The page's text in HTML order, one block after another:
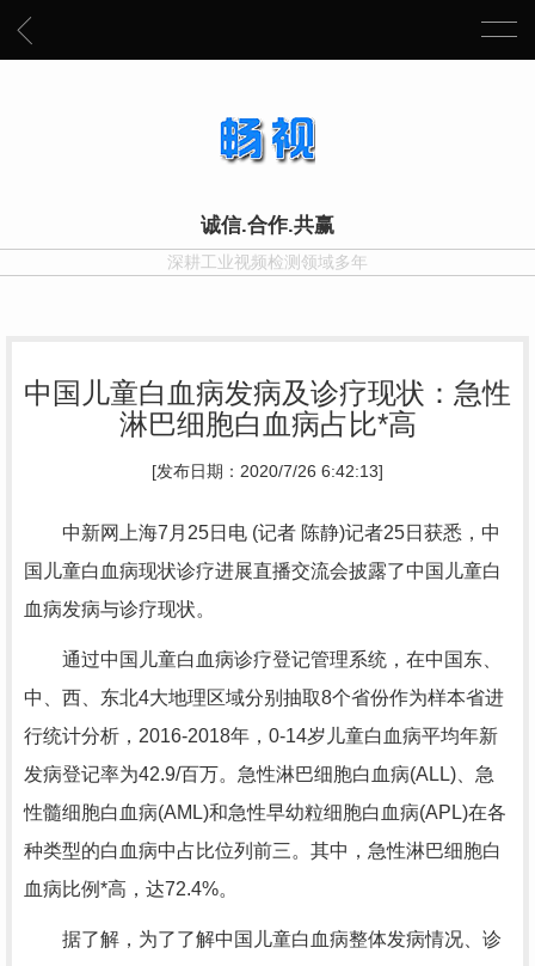
诚信.合作.共赢
深耕工业视频检测领域多年
中国儿童白血病发病及诊疗现状：急性
淋巴细胞白血病占比*高
[发布日期：2020/7/26 6:42:13]
中新网上海7月25日电 (记者 陈静)记者25日获悉，中
国儿童白血病现状诊疗进展直播交流会披露了中国儿童白
血病发病与诊疗现状。
通过中国儿童白血病诊疗登记管理系统，在中国东、
中、西、东北4大地理区域分别抽取8个省份作为样本省进
行统计分析，2016-2018年，0-14岁儿童白血病平均年新
发病登记率为42.9/百万。急性淋巴细胞白血病(ALL)、急
性髓细胞白血病(AML)和急性早幼粒细胞白血病(APL)在各
种类型的白血病中占比位列前三。其中，急性淋巴细胞白
血病比例*高，达72.4%。
据了解，为了了解中国儿童白血病整体发病情况、诊